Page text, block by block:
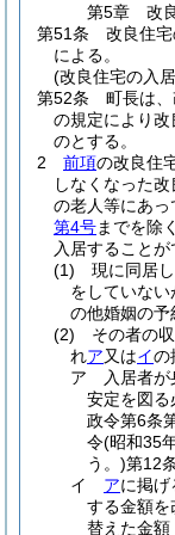
第5章
改
第51条
改良住宅
による。
(改良住宅の入
第52条
町長は
の規定により
のとする。
2
前項の改良住
しなくなった改
の老人等にあっ
第4号までを除
入居することが
(1)
現に同居
をしていな
の他婚姻の予
(2)
その者の
れア又はイの
ア
入居者
安定を図
政令第6条
令(昭和35
う。)第12
イ
アに掲
する金額
替えた金額